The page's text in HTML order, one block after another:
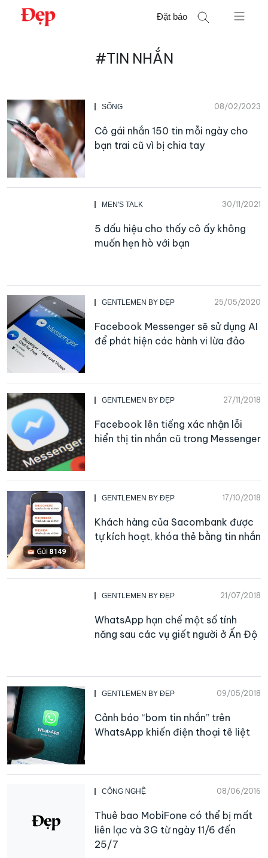
Chuyển
Đặt báo
#TIN NHẮN
SỐNG 08/02/2023
Cô gái nhắn 150 tin mỗi ngày cho
bạn trai cũ vì bị chia tay
MEN'S TALK 30/11/2021
5 dấu hiệu cho thấy cô ấy không
muốn hẹn hò với bạn
GENTLEMEN BY ĐẸP 25/05/2020
Facebook Messenger sẽ sử dụng AI
để phát hiện các hành vi lừa đảo
GENTLEMEN BY ĐẸP 27/11/2018
Facebook lên tiếng xác nhận lỗi
hiển thị tin nhắn cũ trong Messenger
GENTLEMEN BY ĐẸP 17/10/2018
Khách hàng của Sacombank được
tự kích hoạt, khóa thẻ bằng tin nhắn
GENTLEMEN BY ĐẸP 21/07/2018
WhatsApp hạn chế một số tính
năng sau các vụ giết người ở Ấn Độ
GENTLEMEN BY ĐẸP 09/05/2018
Cảnh báo “bom tin nhắn” trên
WhatsApp khiến điện thoại tê liệt
CÔNG NGHỆ 08/06/2016
Thuê bao MobiFone có thể bị mất
liên lạc và 3G từ ngày 11/6 đến
25/7